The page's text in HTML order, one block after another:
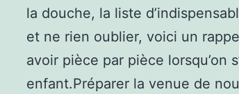
la douche, la liste
et ne rien oublier, voici un
avoir pièce par pièce lorsqu’on
enfant.Préparer la venue de